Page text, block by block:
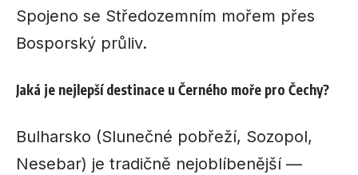
Spojeno se Středozemním mořem přes
Bosporský průliv.
Jaká je nejlepší destinace u Černého moře pro Čechy?
Bulharsko (Slunečné pobřeží, Sozopol,
Nesebar) je tradičně nejoblíbenější —